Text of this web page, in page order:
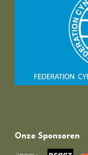
Onze Sponsoren